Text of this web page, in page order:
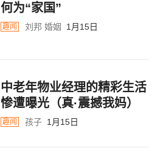
何为“家国”
趣闻 刘邦 婚姻 1月15日
中老年物业经理的精彩生活
惨遭曝光（真·震撼我妈）
趣闻 孩子 1月15日